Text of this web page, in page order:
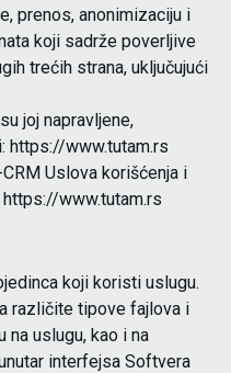
prenos, anonimizaciju i
koji sadrže poverljive
trećih strana, uključujući
joj napravljene,
https://www.tutam.rs
Uslova korišćenja i
www.tutam.rs
koji koristi uslugu.
različite tipove fajlova i
uslugu, kao i na
interfejsa Softvera